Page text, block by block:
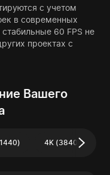
с учетом
в современных
60 FPS не
проектах с
Вашего
4K (3840x2160)